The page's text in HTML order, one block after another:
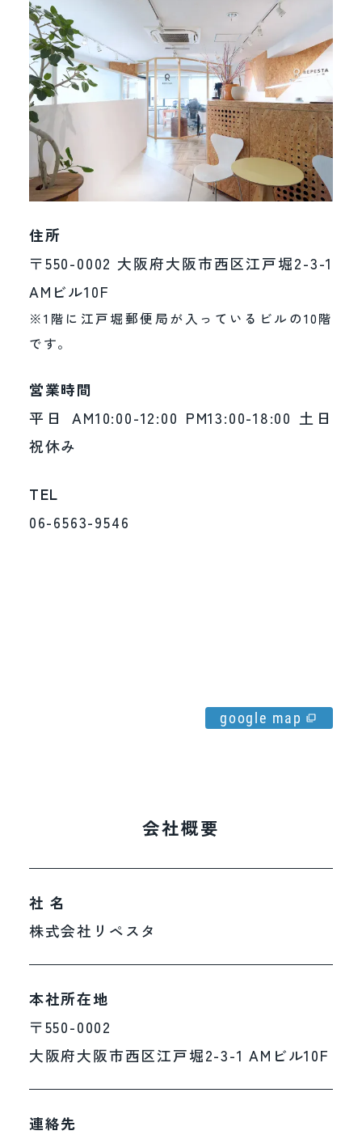
住所
〒550-0002 大阪府大阪市西区江戸堀2-3-1
AMビル10F
※1階に江戸堀郵便局が入っているビルの10階
です。
営業時間
平日 AM10:00-12:00 PM13:00-18:00 土日
祝休み
TEL
06-6563-9546
google map
会社概要
社 名
株式会社リペスタ
本社所在地
〒550-0002
大阪府大阪市西区江戸堀2-3-1 AMビル10F
連絡先